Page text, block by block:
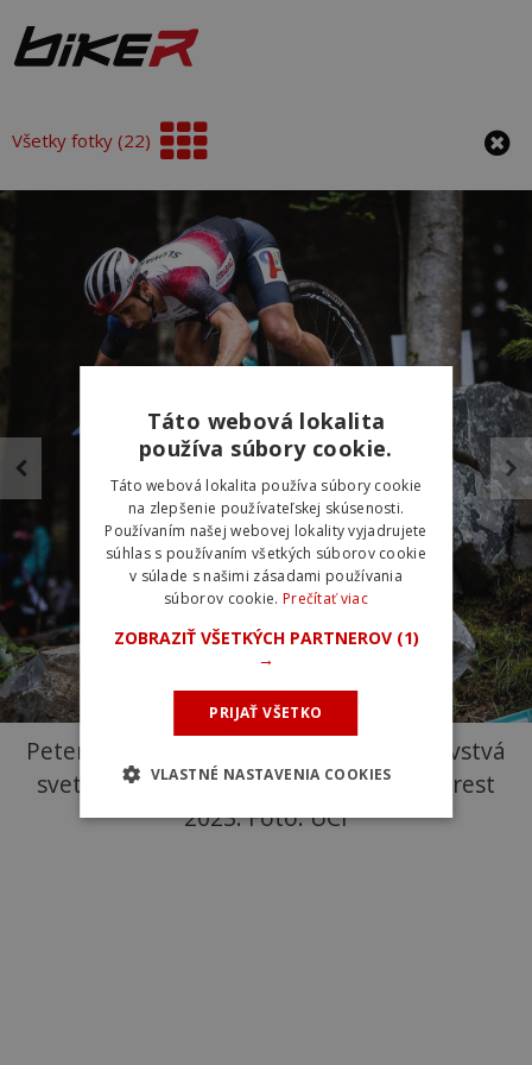
Všetky fotky (22)
Peter Sagan počas tréningu na Majstrovstvá
sveta v horskej cyklistike, Glentress Forest
2023. Foto: UCI
Táto webová lokalita
používa súbory cookie.
Táto webová lokalita používa súbory cookie
na zlepšenie používateľskej skúsenosti.
Používaním našej webovej lokality vyjadrujete
súhlas s používaním všetkých súborov cookie
v súlade s našimi zásadami používania
súborov cookie. Prečítať viac
ZOBRAZIŤ VŠETKÝCH PARTNEROV (1)
→
PRIJAŤ VŠETKO
VLASTNÉ NASTAVENIA COOKIES